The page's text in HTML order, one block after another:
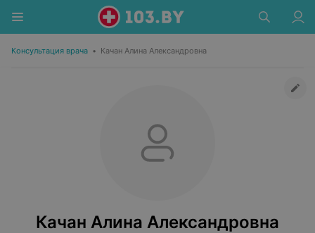
Консультация врача • Качан Алина Александровна
Качан Алина Александровна